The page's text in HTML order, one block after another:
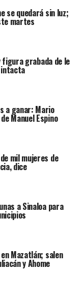
se quedará sin luz;
martes
figura grabada de le
intacta
a ganar: Mario
Manuel Espino
mil mujeres de
dice
a Sinaloa para
Mazatlán; salen
y Ahome